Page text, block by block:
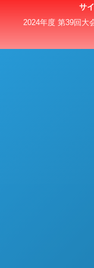
サ
2024年度 第39回大
日本クラブユ